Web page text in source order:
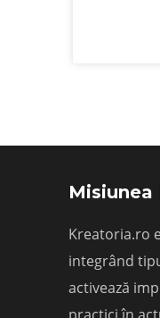
Misiunea
Kreatoria.ro
integrând
activează
practici în